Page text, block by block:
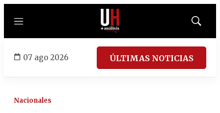
Menú
Mostrar
07 ago 2026 ÚLTIMAS NOTICIAS
Nacionales